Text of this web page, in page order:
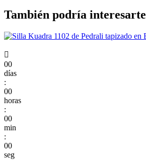
También podría interesarte

00
días
:
00
horas
:
00
min
:
00
seg